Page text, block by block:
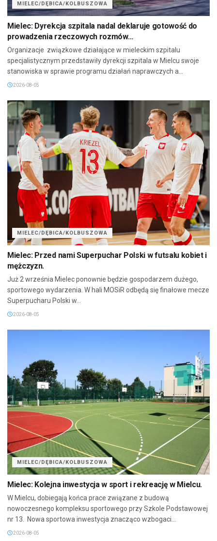
MIELEC/DĘBICA/KOLBUSZOWA
Mielec: Dyrekcja szpitala nadal deklaruje gotowość do
prowadzenia rzeczowych rozmów…
Organizacje związkowe działające w mieleckim szpitalu
specjalistycznym przedstawiły dyrekcji szpitala w Mielcu swoje
stanowiska w sprawie programu działań naprawczych a...
2026-08-05
MIELEC/DĘBICA/KOLBUSZOWA
Mielec: Przed nami Superpuchar Polski w futsalu kobiet i
mężczyzn.
Już 2 września Mielec ponownie będzie gospodarzem dużego,
sportowego wydarzenia. W hali MOSiR odbędą się finałowe mecze
Superpucharu Polski w...
2026-08-05
MIELEC/DĘBICA/KOLBUSZOWA
Mielec: Kolejna inwestycja w sport i rekreację w Mielcu.
W Mielcu, dobiegają końca prace związane z budową
nowoczesnego kompleksu sportowego przy Szkole Podstawowej
nr 13. Nowa sportowa inwestycja znacząco wzbogaci...
2026-08-05